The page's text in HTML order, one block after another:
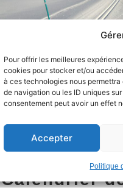
Pour offrir les meilleures
cookies pour stocker et/ou
à ces technologies nous
de navigation ou les ID uniques
consentement peut avoir un effet
Accepter
Politique
Calendrier